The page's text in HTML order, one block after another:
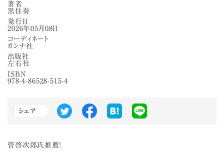
著者
黒住奏
発行日
2026年05月08日
コーディネート
カンナ社
出版社
左右社
ISBN
978-4-86528-515-4
シェア
管啓次郎氏推薦！